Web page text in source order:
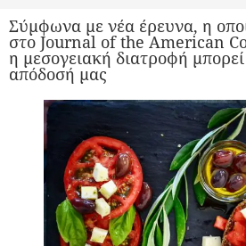
Σύμφωνα με νέα έρευνα, η
στο Journal of the American
η μεσογειακή διατροφή
απόδοσή μας